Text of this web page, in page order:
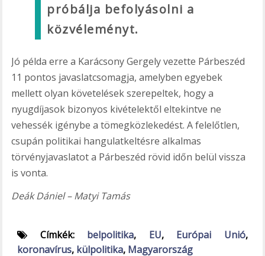
próbálja befolyásolni a
közvéleményt.
Jó példa erre a Karácsony Gergely vezette Párbeszéd
11 pontos javaslatcsomagja, amelyben egyebek
mellett olyan követelések szerepeltek, hogy a
nyugdíjasok bizonyos kivételektől eltekintve ne
vehessék igénybe a tömegközlekedést. A felelőtlen,
csupán politikai hangulatkeltésre alkalmas
törvényjavaslatot a Párbeszéd rövid időn belül vissza
is vonta.
Deák Dániel – Matyi Tamás
Címkék: belpolitika, EU, Európai Unió,
koronavírus, külpolitika, Magyarország